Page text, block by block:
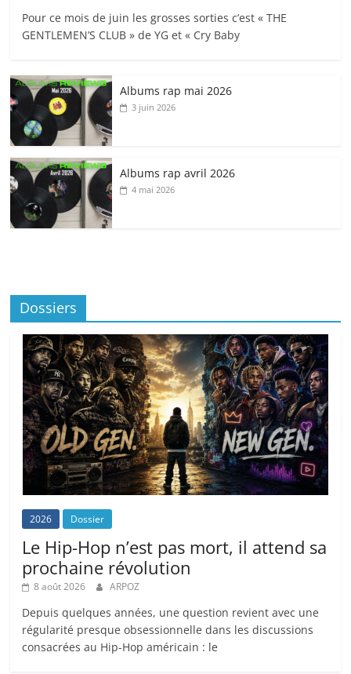
Pour ce mois de juin les grosses sorties c’est « THE
GENTLEMEN’S CLUB » de YG et « Cry Baby
Albums rap mai 2026
3 juin 2026
Albums rap avril 2026
4 mai 2026
Dossiers
2026 Dossier
Le Hip-Hop n’est pas mort, il attend sa
prochaine révolution
8 août 2026 ARPOZ
Depuis quelques années, une question revient avec une
régularité presque obsessionnelle dans les discussions
consacrées au Hip-Hop américain : le